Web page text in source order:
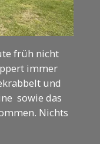
früh nicht
immer
und
sowie das
Nichts